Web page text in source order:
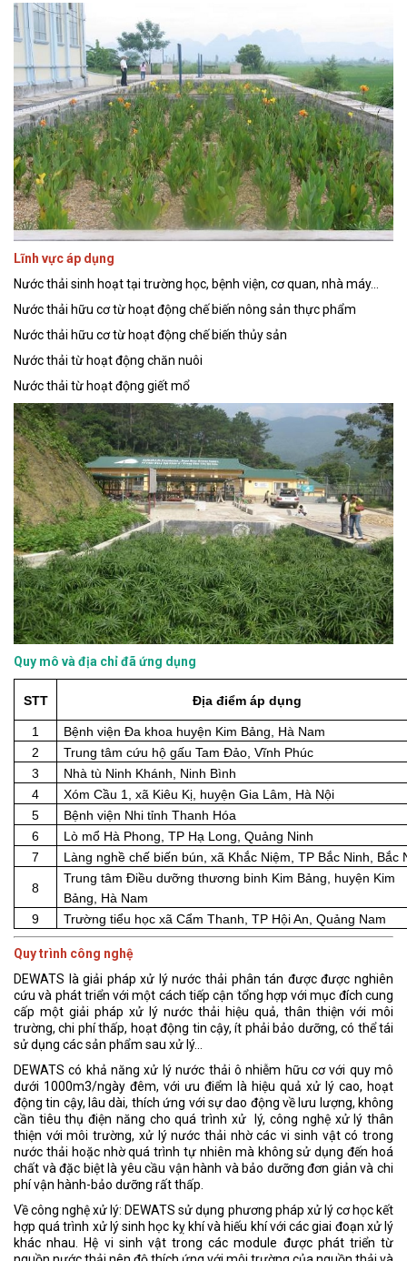
Lĩnh vực áp dụng
Nước thải sinh hoạt tại trường học, bệnh viện, cơ quan, nhà máy…
Nước thải hữu cơ từ hoạt động chế biến nông sản thực phẩm
Nước thải hữu cơ từ hoạt động chế biến thủy sản
Nước thải từ hoạt động chăn nuôi
Nước thải từ hoạt động giết mổ
Quy mô và địa chỉ đã ứng dụng
STT Địa điểm áp dụng
1
Bệnh viện Đa khoa huyện Kim Bảng, Hà Nam
2
Trung tâm cứu hộ gấu Tam Đảo, Vĩnh Phúc
3
Nhà tù Ninh Khánh, Ninh Bình
4
Xóm Cầu 1, xã Kiêu Kị, huyện Gia Lâm, Hà Nội
5
Bệnh viện Nhi tỉnh Thanh Hóa
6
Lò mổ Hà Phong, TP Hạ Long, Quảng Ninh
7
Làng nghề chế biến bún, xã Khắc Niệm, TP Bắc Ninh, Bắc
8
Trung tâm Điều dưỡng thương binh Kim Bảng, huyện Kim
Bảng, Hà Nam
9
Trường tiểu học xã Cẩm Thanh, TP Hội An, Quảng Nam
Quy trình công nghệ
DEWATS là giải pháp xử lý nước thải phân tán được được nghiên
cứu và phát triển với một cách tiếp cận tổng hợp với mục đích cung
cấp một giải pháp xử lý nước thải hiệu quả, thân thiện với môi
trường, chi phí thấp, hoạt động tin cậy, ít phải bảo dưỡng, có thể tái
sử dụng các sản phẩm sau xử lý...
DEWATS có khả năng xử lý nước thải ô nhiễm hữu cơ với quy mô
dưới 1000m3/ngày đêm, với ưu điểm là hiệu quả xử lý cao, hoạt
động tin cậy, lâu dài, thích ứng với sự dao động về lưu lượng, không
cần tiêu thụ điện năng cho quá trình xử lý, công nghệ xử lý thân
thiện với môi trường, xử lý nước thải nhờ các vi sinh vật có trong
nước thải hoặc nhờ quá trình tự nhiên mà không sử dụng đến hoá
chất và đặc biệt là yêu cầu vận hành và bảo dưỡng đơn giản và chi
phí vận hành-bảo dưỡng rất thấp.
Về công nghệ xử lý: DEWATS sử dụng phương pháp xử lý cơ học kết
hợp quá trình xử lý sinh học kỵ khí và hiếu khí với các giai đoạn xử lý
khác nhau. Hệ vi sinh vật trong các module được phát triển từ